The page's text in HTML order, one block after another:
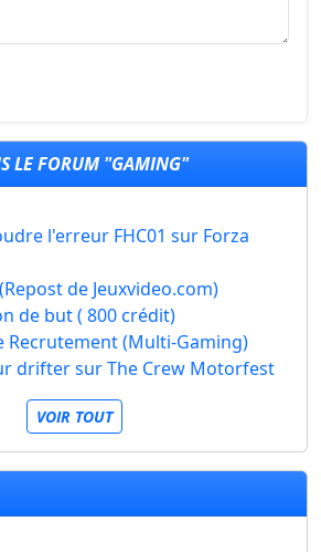
LE FORUM "GAMING"
l'erreur FHC01 sur Forza
de Jeuxvideo.com)
de but ( 800 crédit)
Recrutement (Multi-Gaming)
drifter sur The Crew Motorfest
VOIR TOUT